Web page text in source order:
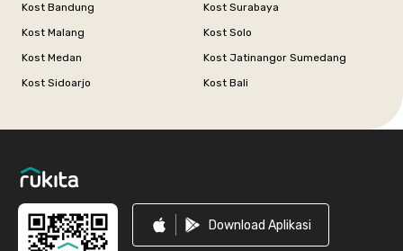
Kost Bandung
Kost Surabaya
Kost Malang
Kost Solo
Kost Medan
Kost Jatinangor Sumedang
Kost Sidoarjo
Kost Bali
Download Aplikasi